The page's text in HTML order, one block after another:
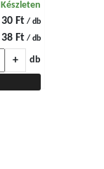
Készleten
30 Ft / db
38 Ft / db
+ db